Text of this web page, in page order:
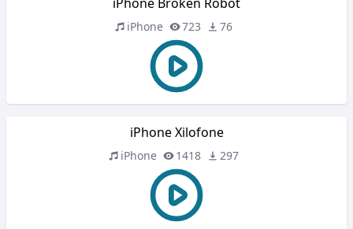
iPhone 723 76
iPhone Xilofone
iPhone 1418 297